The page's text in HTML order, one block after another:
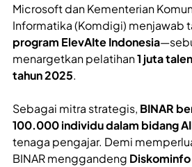
Microsoft dan Kementerian
Informatika (Komdigi) menjawab
program ElevAIte Indonesia
menargetkan pelatihan1 juta
tahun 2025.
Sebagai mitra strategis, BINAR
100.000 individu dalam bidang AI
tenaga pengajar. Demi
BINAR menggandeng